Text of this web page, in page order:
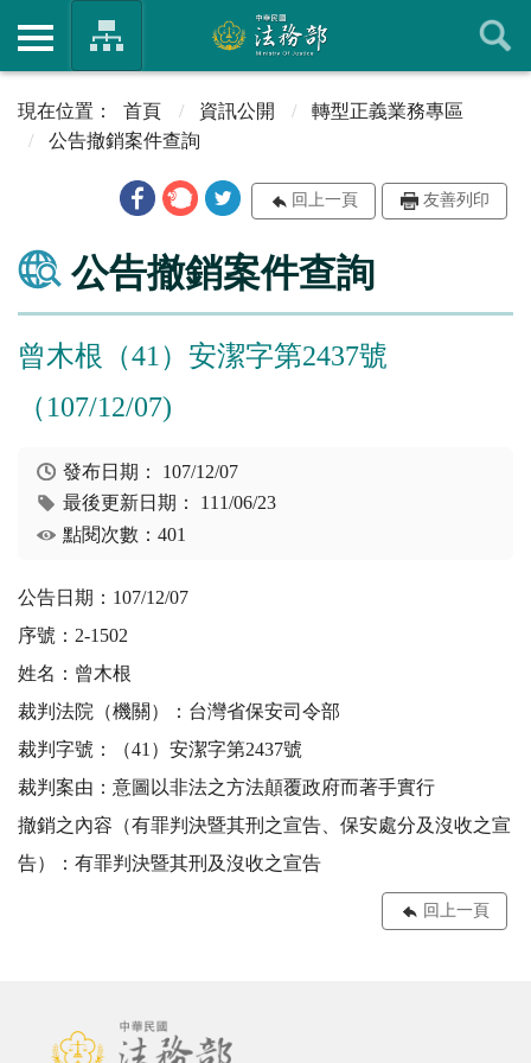
首頁 資訊公開
轉型正義業務專區
公告撤銷案件查詢
回上一頁 友善列印
公告撤銷案件查詢
曾木根（41）安潔字第2437號
（107/12/07)
發布日期： 107/12/07
最後更新日期： 111/06/23
點閱次數：401
公告日期：107/12/07
序號：2-1502
姓名：曾木根
裁判法院（機關）：台灣省保安司令部
裁判字號：（41）安潔字第2437號
裁判案由：意圖以非法之方法顛覆政府而著手實行
撤銷之內容（有罪判決暨其刑之宣告、保安處分及沒收之宣
告）：有罪判決暨其刑及沒收之宣告
回上一頁